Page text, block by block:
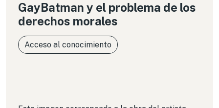
GayBatman y el problema de los
derechos morales
Acceso al conocimiento